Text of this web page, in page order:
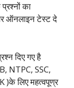
का
ऑनलाइन टेस्ट दे
दिए गए है
NTPC, SSC,
)के लिए महत्वपूण्र